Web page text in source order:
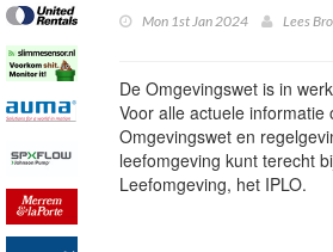
Mon 1st Jan 2024 Lees
De Omgevingswet is in
Voor alle actuele informatie
Omgevingswet en
leefomgeving kunt terecht
Leefomgeving, het IPLO.